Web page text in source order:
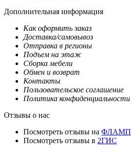
Дополнительная информация
Как оформить заказ
Доставка/самовывоз
Отправка в регионы
Подъем на этаж
Сборка мебели
Обмен и возврат
Контакты
Пользовательское соглашение
Политика конфиденциальности
Отзывы о нас
Посмотреть отзывы на ФЛАМП
Посмотреть отзывы в 2ГИС